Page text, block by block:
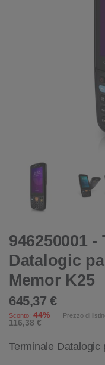
946250001 -
Datalogic
Memor K25
645,37 €
Sconto: 44% Prezzo di
116,38 €
Terminale Datalogic